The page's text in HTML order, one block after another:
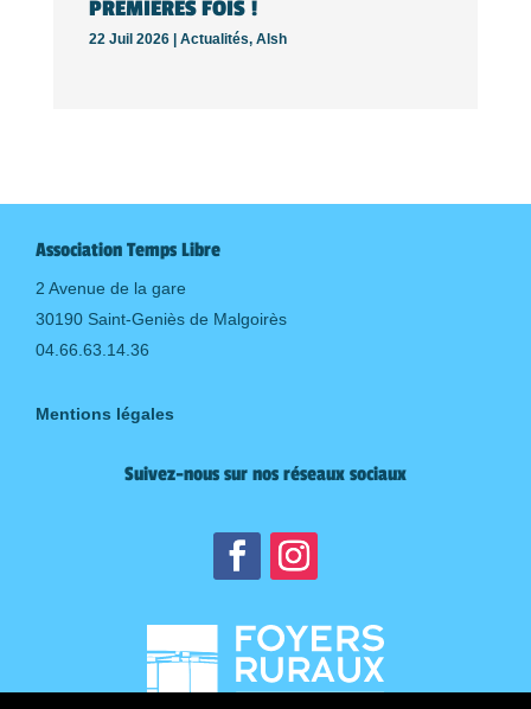
PREMIÈRES FOIS !
22 Juil 2026 | Actualités, Alsh
Association Temps Libre
2 Avenue de la gare
30190 Saint-Geniès de Malgoirès
04.66.63.14.36
Mentions légales
Suivez-nous sur nos réseaux sociaux